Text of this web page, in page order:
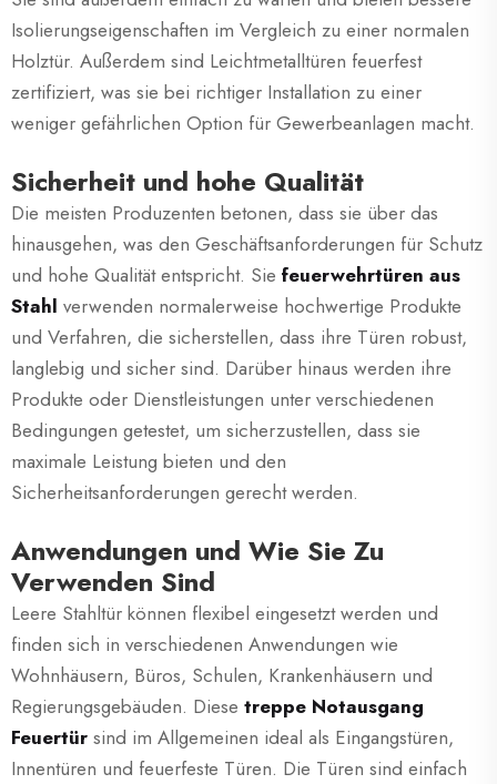
Isolierungseigenschaften im Vergleich zu einer normalen
Holztür. Außerdem sind Leichtmetalltüren feuerfest
zertifiziert, was sie bei richtiger Installation zu einer
weniger gefährlichen Option für Gewerbeanlagen macht.
Sicherheit und hohe Qualität
Die meisten Produzenten betonen, dass sie über das
hinausgehen, was den Geschäftsanforderungen für Schutz
und hohe Qualität entspricht. Sie feuerwehrtüren aus
Stahl verwenden normalerweise hochwertige Produkte
und Verfahren, die sicherstellen, dass ihre Türen robust,
langlebig und sicher sind. Darüber hinaus werden ihre
Produkte oder Dienstleistungen unter verschiedenen
Bedingungen getestet, um sicherzustellen, dass sie
maximale Leistung bieten und den
Sicherheitsanforderungen gerecht werden.
Anwendungen und Wie Sie Zu
Verwenden Sind
Leere Stahltür können flexibel eingesetzt werden und
finden sich in verschiedenen Anwendungen wie
Wohnhäusern, Büros, Schulen, Krankenhäusern und
Regierungsgebäuden. Diese treppe Notausgang
Feuertür sind im Allgemeinen ideal als Eingangstüren,
Innentüren und feuerfeste Türen. Die Türen sind einfach